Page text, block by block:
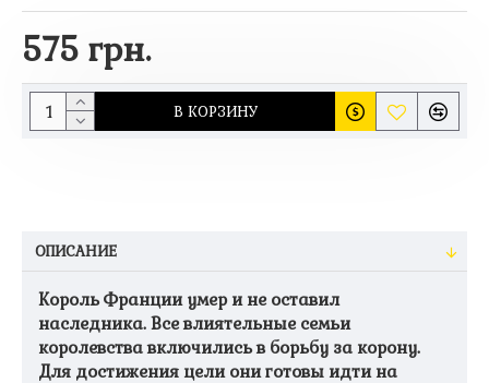
575 грн.
В КОРЗИНУ
ОПИСАНИЕ
Король Франции умер и не оставил
наследника. Все влиятельные семьи
королевства включились в борьбу за корону.
Для достижения цели они готовы идти на